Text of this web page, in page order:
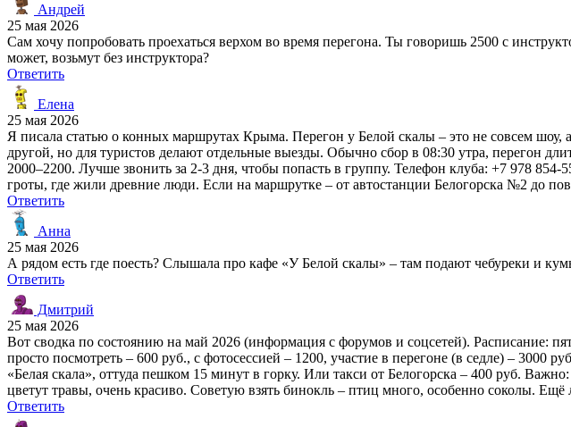
Андрей
25 мая 2026
Сам хочу попробовать проехаться верхом во время перегона. Ты говоришь 2500 с
может, возьмут без инструктора?
Ответить
Елена
25 мая 2026
Я писала статью о конных маршрутах Крыма. Перегон у Белой скалы – это не совсем шоу,
другой, но для туристов делают отдельные выезды. Обычно сбор в 08:30 утра, перегон
2000–2200. Лучше звонить за 2-3 дня, чтобы попасть в группу. Телефон клуба: +7 978
гроты, где жили древние люди. Если на маршрутке – от автостанции Белогорска №2 до
Ответить
Анна
25 мая 2026
А рядом есть где поесть? Слышала про кафе «У Белой скалы» – там подают чебуреки и
Ответить
Дмитрий
25 мая 2026
Вот сводка по состоянию на май 2026 (информация с форумов и соцсетей). Расписание:
просто посмотреть – 600 руб., с фотосессией – 1200, участие в перегоне (в седле) – 3000
«Белая скала», оттуда пешком 15 минут в горку. Или такси от Белогорска – 400 руб.
цветут травы, очень красиво. Советую взять бинокль – птиц много, особенно соколы.
Ответить